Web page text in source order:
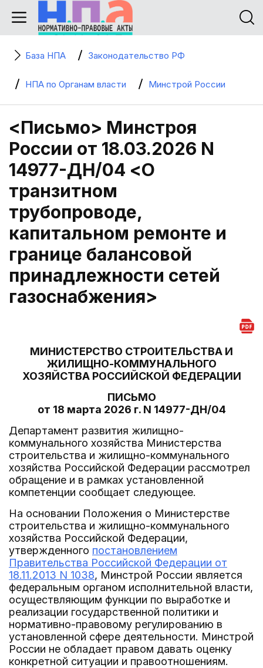
База НПА Законодательство РФ
НПА по Органам власти Минстрой России
<Письмо> Минстроя
России от 18.03.2026 N
14977-ДН/04 <О
транзитном
трубопроводе,
капитальном ремонте и
границе балансовой
принадлежности сетей
газоснабжения>
МИНИСТЕРСТВО СТРОИТЕЛЬСТВА И
ЖИЛИЩНО-КОММУНАЛЬНОГО
ХОЗЯЙСТВА РОССИЙСКОЙ ФЕДЕРАЦИИ
ПИСЬМО
от 18 марта 2026 г. N 14977-ДН/04
Департамент развития жилищно-
коммунального хозяйства Министерства
строительства и жилищно-коммунального
хозяйства Российской Федерации рассмотрел
обращение и в рамках установленной
компетенции сообщает следующее.
На основании Положения о Министерстве
строительства и жилищно-коммунального
хозяйства Российской Федерации,
утвержденного постановлением
Правительства Российской Федерации от
18.11.2013 N 1038, Минстрой России является
федеральным органом исполнительной власти,
осуществляющим функции по выработке и
реализации государственной политики и
нормативно-правовому регулированию в
установленной сфере деятельности. Минстрой
России не обладает правом давать оценку
конкретной ситуации и правоотношениям.